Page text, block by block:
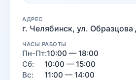
АДРЕС
г. Челябинск, ул. Образцова
ЧАСЫ РАБОТЫ
Пн-Пт:10:00 — 18:00
Сб:
10:00 — 15:00
Вс:
11:00 — 14:00